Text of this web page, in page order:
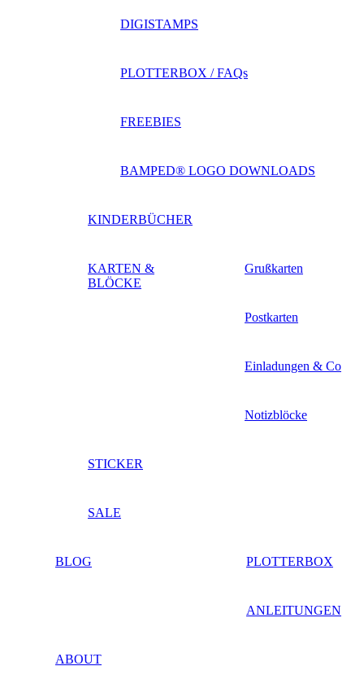
DIGISTAMPS
PLOTTERBOX / FAQs
FREEBIES
BAMPED® LOGO DOWNLOADS
KINDERBÜCHER
KARTEN &
BLÖCKE
Grußkarten
Postkarten
Einladungen & Co
Notizblöcke
STICKER
SALE
BLOG PLOTTERBOX
ANLEITUNGEN
ABOUT